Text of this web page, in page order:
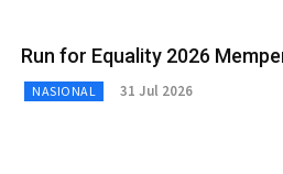
Run for Equality 2026
NASIONAL 31 Jul 2026